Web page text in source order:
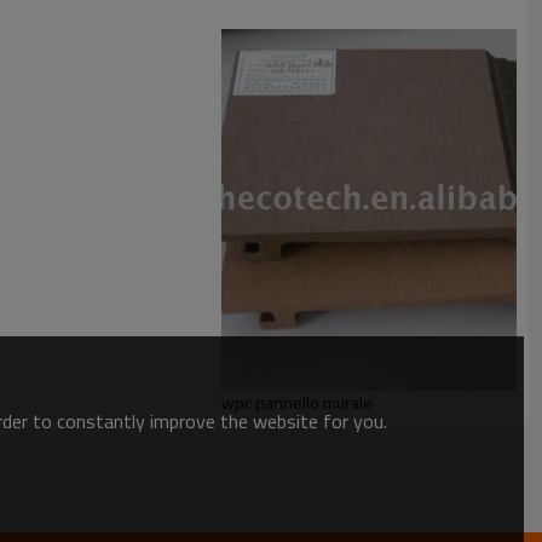
wpc pannello murale
to constantly improve the website for you.